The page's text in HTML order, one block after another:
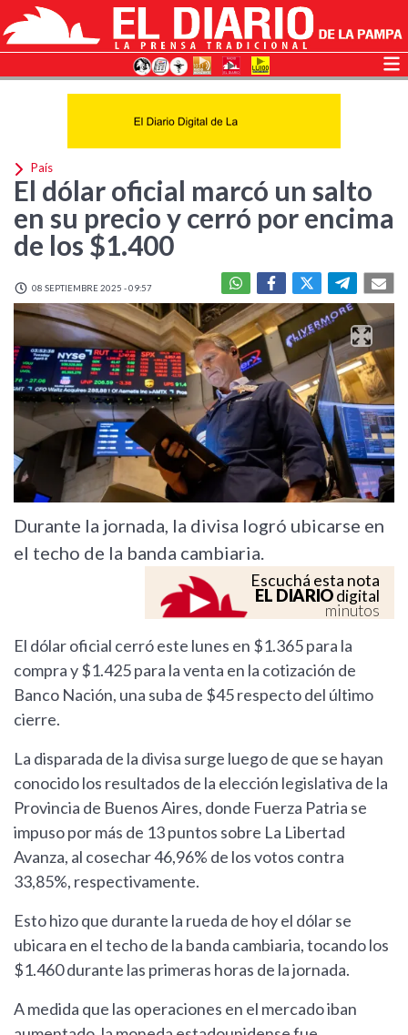
País
El dólar oficial marcó un salto
en su precio y cerró por encima
de los $1.400
08 SEPTIEMBRE 2025 - 09:57
Durante la jornada, la divisa logró ubicarse en
el techo de la banda cambiaria.
Escuchá esta nota
EL DIARIOdigital
minutos
El dólar oficial cerró este lunes en $1.365 para la
compra y $1.425 para la venta en la cotización de
Banco Nación, una suba de $45 respecto del último
cierre.
La disparada de la divisa surge luego de que se hayan
conocido los resultados de la elección legislativa de la
Provincia de Buenos Aires, donde Fuerza Patria se
impuso por más de 13 puntos sobre La Libertad
Avanza, al cosechar 46,96% de los votos contra
33,85%, respectivamente.
Esto hizo que durante la rueda de hoy el dólar se
ubicara en el techo de la banda cambiaria, tocando los
$1.460 durante las primeras horas de la jornada.
A medida que las operaciones en el mercado iban